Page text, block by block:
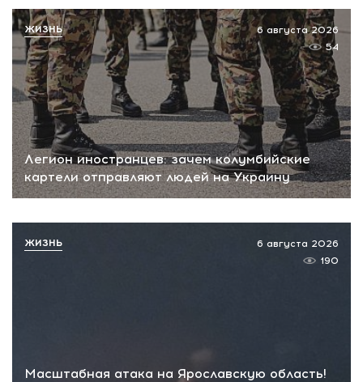
Легион иностранцев: зачем колумбийские
картели отправляют людей на Украину
6 августа 2026
54
ЖИЗНЬ
Масштабная атака на Ярославскую область!
6 августа 2026
190
ЖИЗНЬ